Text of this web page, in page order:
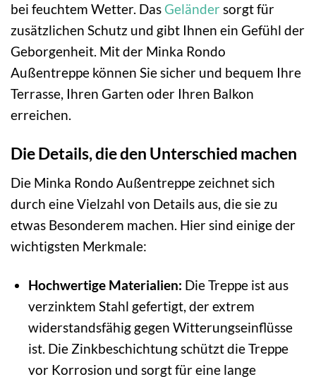
bei feuchtem Wetter. Das Geländer sorgt für
zusätzlichen Schutz und gibt Ihnen ein Gefühl der
Geborgenheit. Mit der Minka Rondo
Außentreppe können Sie sicher und bequem Ihre
Terrasse, Ihren Garten oder Ihren Balkon
erreichen.
Die Details, die den Unterschied machen
Die Minka Rondo Außentreppe zeichnet sich
durch eine Vielzahl von Details aus, die sie zu
etwas Besonderem machen. Hier sind einige der
wichtigsten Merkmale:
Hochwertige Materialien: Die Treppe ist aus
verzinktem Stahl gefertigt, der extrem
widerstandsfähig gegen Witterungseinflüsse
ist. Die Zinkbeschichtung schützt die Treppe
vor Korrosion und sorgt für eine lange